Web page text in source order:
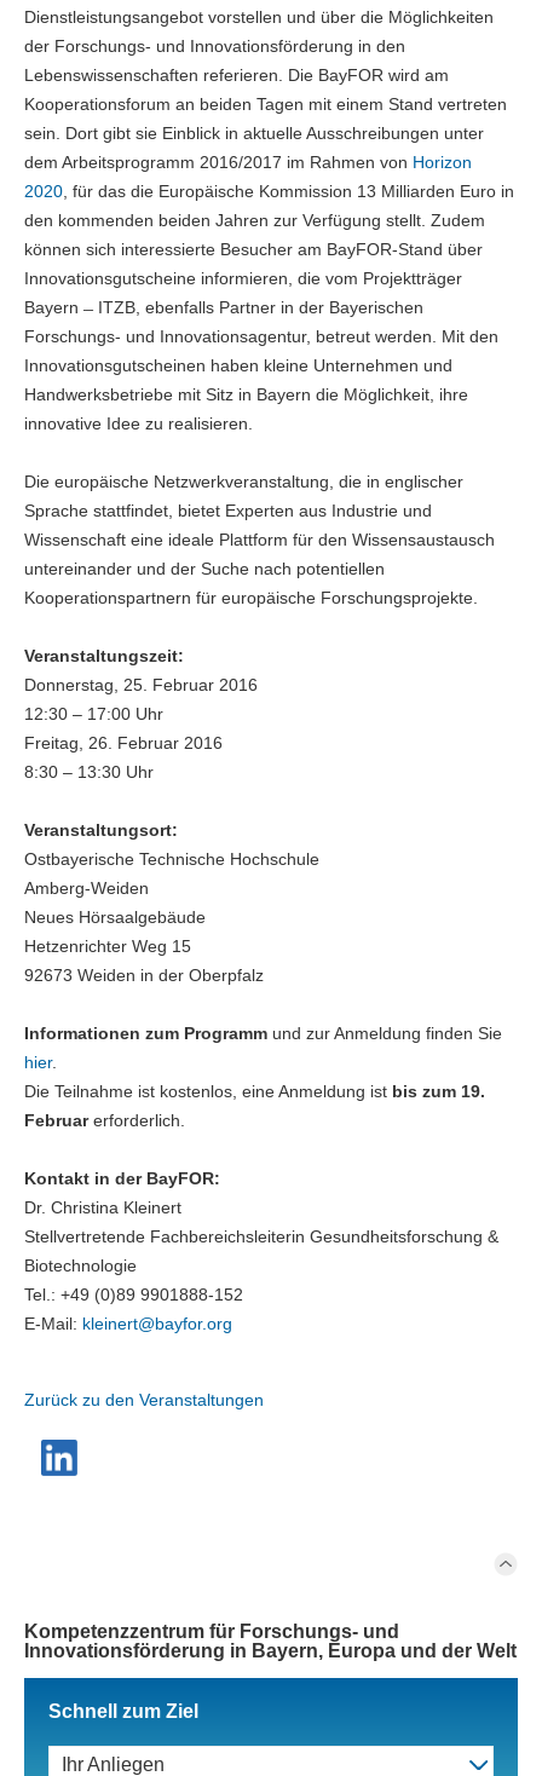
Dienstleistungsangebot vorstellen und über die Möglichkeiten
der Forschungs- und Innovationsförderung in den
Lebenswissenschaften referieren. Die BayFOR wird am
Kooperationsforum an beiden Tagen mit einem Stand vertreten
sein. Dort gibt sie Einblick in aktuelle Ausschreibungen unter
dem Arbeitsprogramm 2016/2017 im Rahmen von Horizon
2020 , für das die Europäische Kommission 13 Milliarden Euro in
den kommenden beiden Jahren zur Verfügung stellt. Zudem
können sich interessierte Besucher am BayFOR-Stand über
Innovationsgutscheine informieren, die vom Projektträger
Bayern ̶ ITZB, ebenfalls Partner in der Bayerischen
Forschungs- und Innovationsagentur, betreut werden. Mit den
Innovationsgutscheinen haben kleine Unternehmen und
Handwerksbetriebe mit Sitz in Bayern die Möglichkeit, ihre
innovative Idee zu realisieren.
Die europäische Netzwerkveranstaltung, die in englischer
Sprache stattfindet, bietet Experten aus Industrie und
Wissenschaft eine ideale Plattform für den Wissensaustausch
untereinander und der Suche nach potentiellen
Kooperationspartnern für europäische Forschungsprojekte.
Veranstaltungszeit:
Donnerstag, 25. Februar 2016
12:30 – 17:00 Uhr
Freitag, 26. Februar 2016
8:30 – 13:30 Uhr
Veranstaltungsort:
Ostbayerische Technische Hochschule
Amberg-Weiden
Neues Hörsaalgebäude
Hetzenrichter Weg 15
92673 Weiden in der Oberpfalz
Informationen zum Programm und zur Anmeldung finden Sie
hier.
Die Teilnahme ist kostenlos, eine Anmeldung ist bis zum 19.
Februarerforderlich.
Kontakt in der BayFOR:
Dr. Christina Kleinert
Stellvertretende Fachbereichsleiterin Gesundheitsforschung &
Biotechnologie
Tel.: +49 (0)89 9901888-152
E-Mail: kleinert@bayfor.org
Zurück zu den Veranstaltungen
Kompetenzzentrum für Forschungs- und
Innovationsförderung in Bayern, Europa und der Welt
Schnell zum Ziel
Ihr Anliegen